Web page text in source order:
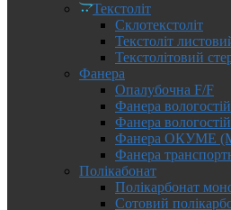
Текстоліт
Склотекстоліт
Текстоліт
Текстолітовий
Фанера
Опалубочна F/F
Фанера
Фанера
Фанера ОКУМЕ
Фанера
Полікабонат
Полікарбонат
Сотовий